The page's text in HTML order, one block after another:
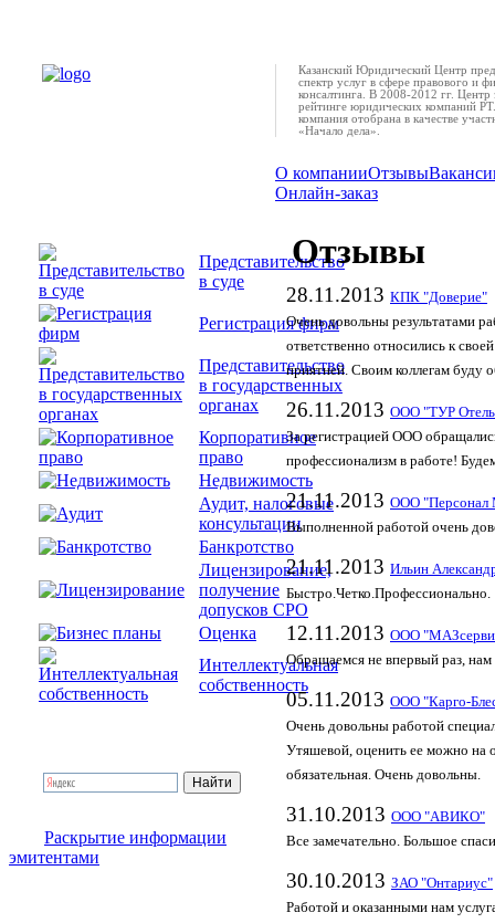
Представительство
в суде
Регистрация фирм
Представительство
в государственных
органах
Корпоративное
право
Недвижимость
Аудит, налоговые
консультации
Банкротство
Лицензирование,
получение
допусков СРО
Оценка
Интеллектуальная
собственность
Раскрытие информации
эмитентами
Казанский Юридический Центр
спектр услуг в сфере правового и
консалтинга. В 2008-2012 гг. Центр
рейтинге юридических компаний
компания отобрана в качестве
«Начало дела».
О компанииОтзывы
Онлайн-заказ
Отзывы
28.11.2013 КПК "Доверие"
Очень довольны результатами
ответственно относились к
приятней. Своим коллегам буду
26.11.2013 ООО "ТУР
За регистрацией ООО
профессионализм в работе!
21.11.2013 ООО "Персонал
Выполненной работой очень
21.11.2013 Ильин
Быстро.Четко.Профессионально.
12.11.2013 ООО
Обращаемся не впервый раз, нам
05.11.2013 ООО "Карго-
Очень довольны работой
Утяшевой, оценить ее можно на
обязательная. Очень довольны.
31.10.2013 ООО "АВИКО"
Все замечательно. Большое
30.10.2013 ЗАО "Онтариус"
Работой и оказанными нам